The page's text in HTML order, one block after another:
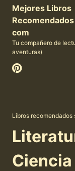
Mejores Libros
Recomendados
com
Tu compañero de
aventuras)
Libros recomendados
Ciencia